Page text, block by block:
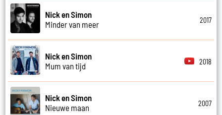
Nick en Simon
Minder van meer
2017
Nick en Simon
Mum van tijd
2018
Nick en Simon
Nieuwe maan
2007